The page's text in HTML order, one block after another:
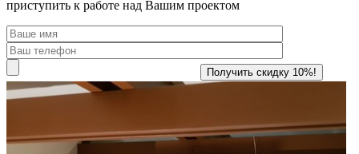
приступить к работе над Вашим проектом